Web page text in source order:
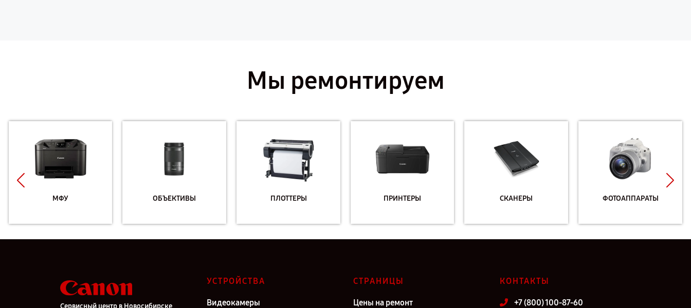
Мы ремонтируем
МФУ ОБЪЕКТИВЫ ПЛОТТЕРЫ ПРИНТЕРЫ СКАНЕРЫ ФОТОАППАРАТЫ
Сервисный центр в Новосибирске
УСТРОЙСТВА
Видеокамеры
СТРАНИЦЫ
Цены на ремонт
КОНТАКТЫ
+7 (800) 100-87-60